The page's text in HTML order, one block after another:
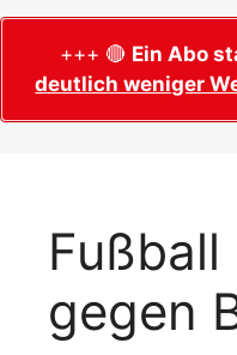
Wer wird Fußball-
Alle WM 2026 Trainer
Adidas Trionda:
Spielball
Alle Nationalspieler der
+++ 🔴 Ein Abo
deutlich weniger
gegen